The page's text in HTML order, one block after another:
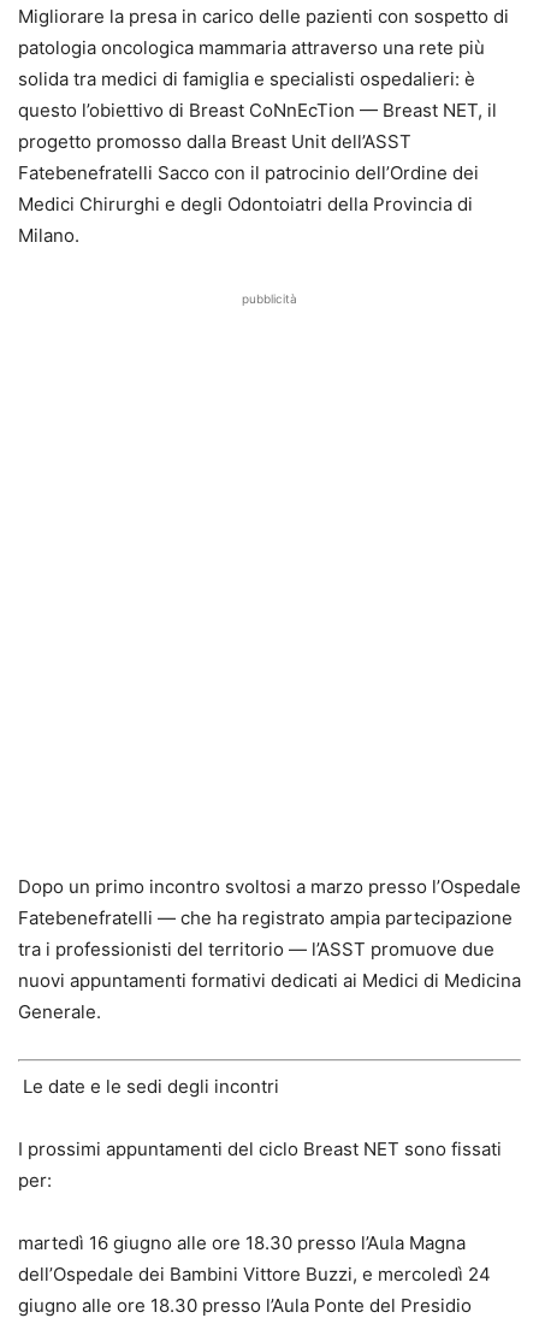
Migliorare la presa in carico delle pazienti con sospetto di
patologia oncologica mammaria attraverso una rete più
solida tra medici di famiglia e specialisti ospedalieri: è
questo l’obiettivo di Breast CoNnEcTion — Breast NET, il
progetto promosso dalla Breast Unit dell’ASST
Fatebenefratelli Sacco con il patrocinio dell’Ordine dei
Medici Chirurghi e degli Odontoiatri della Provincia di
Milano.
pubblicità
Dopo un primo incontro svoltosi a marzo presso l’Ospedale
Fatebenefratelli — che ha registrato ampia partecipazione
tra i professionisti del territorio — l’ASST promuove due
nuovi appuntamenti formativi dedicati ai Medici di Medicina
Generale.
Le date e le sedi degli incontri
I prossimi appuntamenti del ciclo Breast NET sono fissati
per:
martedì 16 giugno alle ore 18.30 presso l’Aula Magna
dell’Ospedale dei Bambini Vittore Buzzi, e mercoledì 24
giugno alle ore 18.30 presso l’Aula Ponte del Presidio